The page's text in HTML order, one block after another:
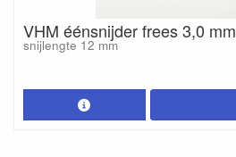
VHM éénsnijder frees 3,0 mm
snijlengte 12 mm